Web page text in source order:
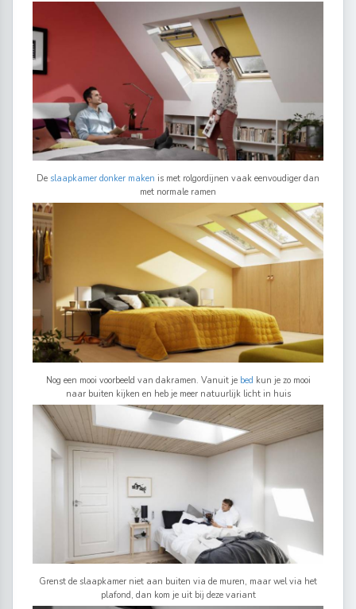
De slaapkamer donker maken is met rolgordijnen vaak eenvoudiger dan
met normale ramen
Nog een mooi voorbeeld van dakramen. Vanuit je bed kun je zo mooi
naar buiten kijken en heb je meer natuurlijk licht in huis
Grenst de slaapkamer niet aan buiten via de muren, maar wel via het
plafond, dan kom je uit bij deze variant